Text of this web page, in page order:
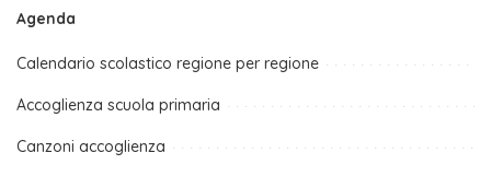
Agenda
Calendario scolastico regione per regione
Accoglienza scuola primaria
Canzoni accoglienza